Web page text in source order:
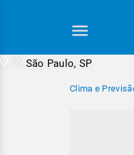
São Paulo, SP
Clima e